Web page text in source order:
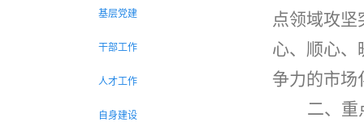
基层党建
干部工作
人才工作
自身建设
点领域攻坚
心、顺心、
争力的市场
二、重